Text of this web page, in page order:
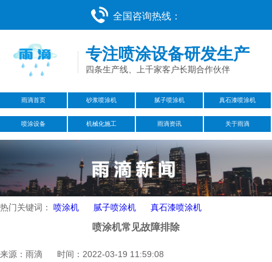
全国咨询热线：
专注喷涂设备研发生产
四条生产线、上千家客户长期合作伙伴
雨滴首页 砂浆喷涂机 腻子喷涂机 真石漆喷涂机
喷涂设备 机械化施工 雨滴资讯 关于雨滴
热门关键词： 喷涂机 腻子喷涂机 真石漆喷涂机
喷涂机常见故障排除
来源：雨滴 时间：2022-03-19 11:59:08